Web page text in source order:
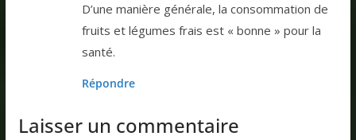
D’une manière générale, la consommation de
fruits et légumes frais est « bonne » pour la
santé.
Répondre
Laisser un commentaire